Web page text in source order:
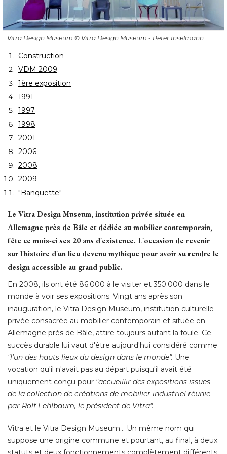
Vitra Design Museum © Vitra Design Museum - Peter Inselmann
Construction
VDM 2009
1ère exposition
1991
1997
1998
2001
2006
2008
2009
"Banquette"
Le Vitra Design Museum, institution privée située en
Allemagne près de Bâle et dédiée au mobilier contemporain,
fête ce mois-ci ses 20 ans d'existence. L'occasion de revenir
sur l'histoire d'un lieu devenu mythique pour avoir su rendre le
design accessible au grand public.
En 2008, ils ont été 86.000 à le visiter et 350.000 dans le
monde à voir ses expositions. Vingt ans après son
inauguration, le Vitra Design Museum, institution culturelle
privée consacrée au mobilier contemporain et située en
Allemagne près de Bâle, attire toujours autant la foule. Ce
succès durable lui vaut d'être aujourd'hui considéré comme
"l'un des hauts lieux du design dans le monde". Une
vocation qu'il n'avait pas au départ puisqu'il avait été
uniquement conçu pour "accueillir des expositions issues
de la collection de créations de mobilier industriel réunie
par Rolf Fehlbaum, le président de Vitra".
Vitra et le Vitra Design Museum... Un même nom qui
suppose une origine commune et pourtant, au final, à deux